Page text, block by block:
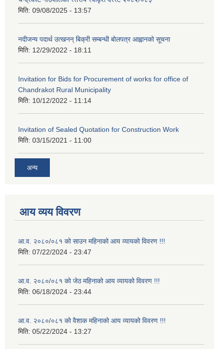
मिति: 09/08/2025 - 13:57
नदीजन्य पदार्थ उत्खनन् बिक्री सम्बन्धी बोलपत्र आह्वानको सूचना
मिति: 12/29/2022 - 18:11
Invitation for Bids for Procurement of works for office of
Chandrakot Rural Municipality
मिति: 10/12/2022 - 11:14
Invitation of Sealed Quotation for Construction Work
मिति: 03/15/2021 - 11:00
अन्य
आय व्यय विवरण
आ.व. २०८०/०८१ को साउन महिनाको आय व्यायको विवरण !!!
मिति: 07/22/2024 - 23:47
आ.व. २०८०/०८१ को जेठ महिनाको आय व्यायको विवरण !!!
मिति: 06/18/2024 - 23:44
आ.व. २०८०/०८१ को वैशाक महिनाको आय व्यायको विवरण !!!
मिति: 05/22/2024 - 13:27